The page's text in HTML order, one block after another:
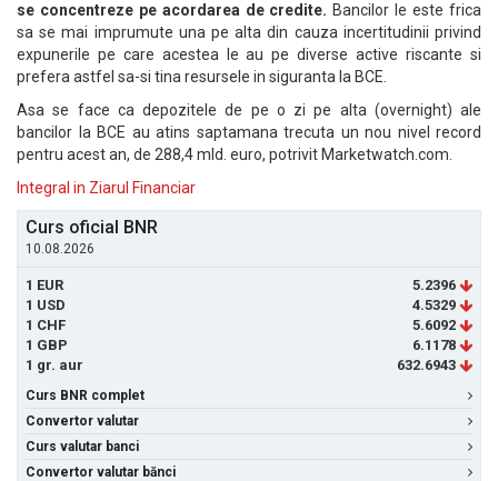
se concentreze pe acordarea de credite. Bancilor le este frica
sa se mai imprumute una pe alta din cauza incertitudinii privind
expunerile pe care acestea le au pe diverse active riscante si
prefera astfel sa-si tina resursele in siguranta la BCE.
Asa se face ca depozitele de pe o zi pe alta (overnight) ale
bancilor la BCE au atins saptamana trecuta un nou nivel record
pentru acest an, de 288,4 mld. euro, potrivit Marketwatch.com.
Integral in Ziarul Financiar
Curs oficial BNR
10.08.2026
1 EUR
5.2396
1 USD
4.5329
1 CHF
5.6092
1 GBP
6.1178
1 gr. aur
632.6943
Curs BNR complet
Convertor valutar
Curs valutar banci
Convertor valutar bănci